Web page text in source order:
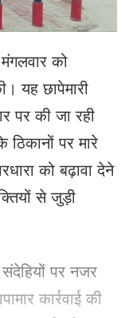
को
यह छापेमारी
पर की जा रही
पर मारे
को बढ़ावा देने
से जुड़ी
पर नजर
कार्रवाई की